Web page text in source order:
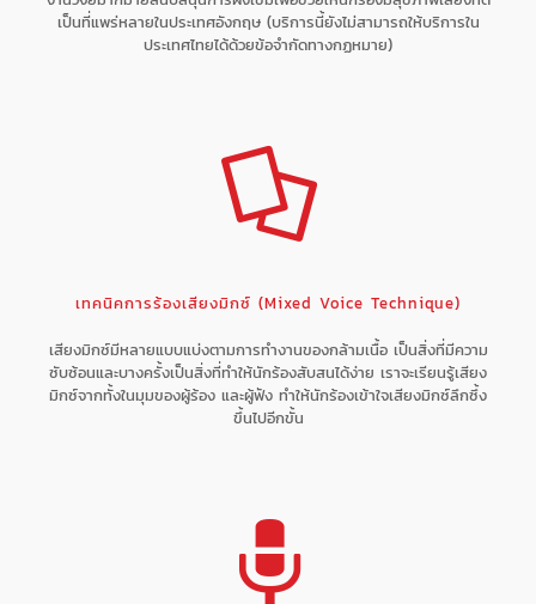
เป็นที่แพร่หลายในประเทศอังกฤษ (บริการนี้ยังไม่สามารถให้บริการใน
ประเทศไทยได้ด้วยข้อจำกัดทางกฏหมาย)
เทคนิคการร้องเสียงมิกซ์ (Mixed Voice Technique)
เสียงมิกซ์มีหลายแบบแบ่งตามการทำงานของกล้ามเนื้อ เป็นสิ่งที่มีความ
ซับซ้อนและบางครั้งเป็นสิ่งที่ทำให้นักร้องสับสนได้ง่าย เราจะเรียนรู้เสียง
มิกซ์จากทั้งในมุมของผู้ร้อง และผู้ฟัง ทำให้นักร้องเข้าใจเสียงมิกซ์ลึกซึ้ง
ขึ้นไปอีกขั้น